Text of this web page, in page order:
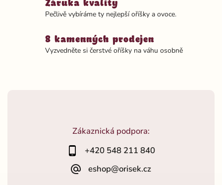
Záruka kvality
Pečlivě vybíráme ty nejlepší oříšky a ovoce.
8 kamenných prodejen
Vyzvedněte si čerstvé oříšky na váhu osobně
Zákaznická podpora:
+420 548 211 840
eshop@orisek.cz